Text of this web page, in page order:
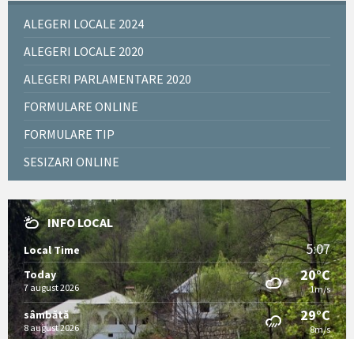
ALEGERI LOCALE 2024
ALEGERI LOCALE 2020
ALEGERI PARLAMENTARE 2020
FORMULARE ONLINE
FORMULARE TIP
SESIZARI ONLINE
INFO LOCAL
Local Time 5:07
Today
7 august 2026
20°C
1m/s
sâmbătă
8 august 2026
29°C
8m/s